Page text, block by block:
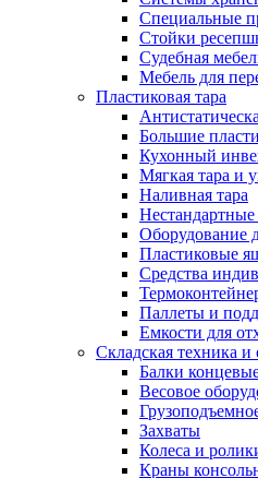
Специальные
Стойки
Судебная
Мебель для
Пластиковая тара
Большие
Кухонный
Мягкая тара и
Наливная тара
Нестандартные
Оборудование
Пластиковые
Средства
Паллеты и
Емкости для
Складская техника и
Балки
Весовое
Захваты
Колеса и
Краны